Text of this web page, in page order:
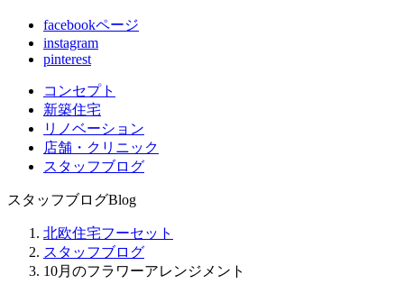
facebookページ
instagram
pinterest
コンセプト
新築住宅
リノベーション
店舗 ・クリニック
スタッフブログ
スタッフブログBlog
北欧住宅フーセット
スタッフブログ
10月のフラワーアレンジメント